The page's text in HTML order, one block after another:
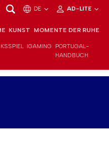
DE AD-LITE
KUNST MOMENTE DER RUHE
IGAMING
PORTUGAL-
HANDBUCH